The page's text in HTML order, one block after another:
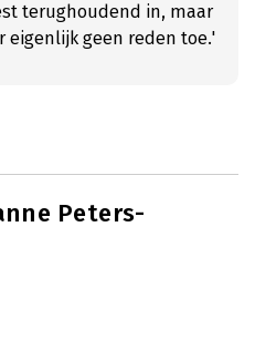
terughoudend in, maar
eigenlijk geen reden toe.'
Peters-